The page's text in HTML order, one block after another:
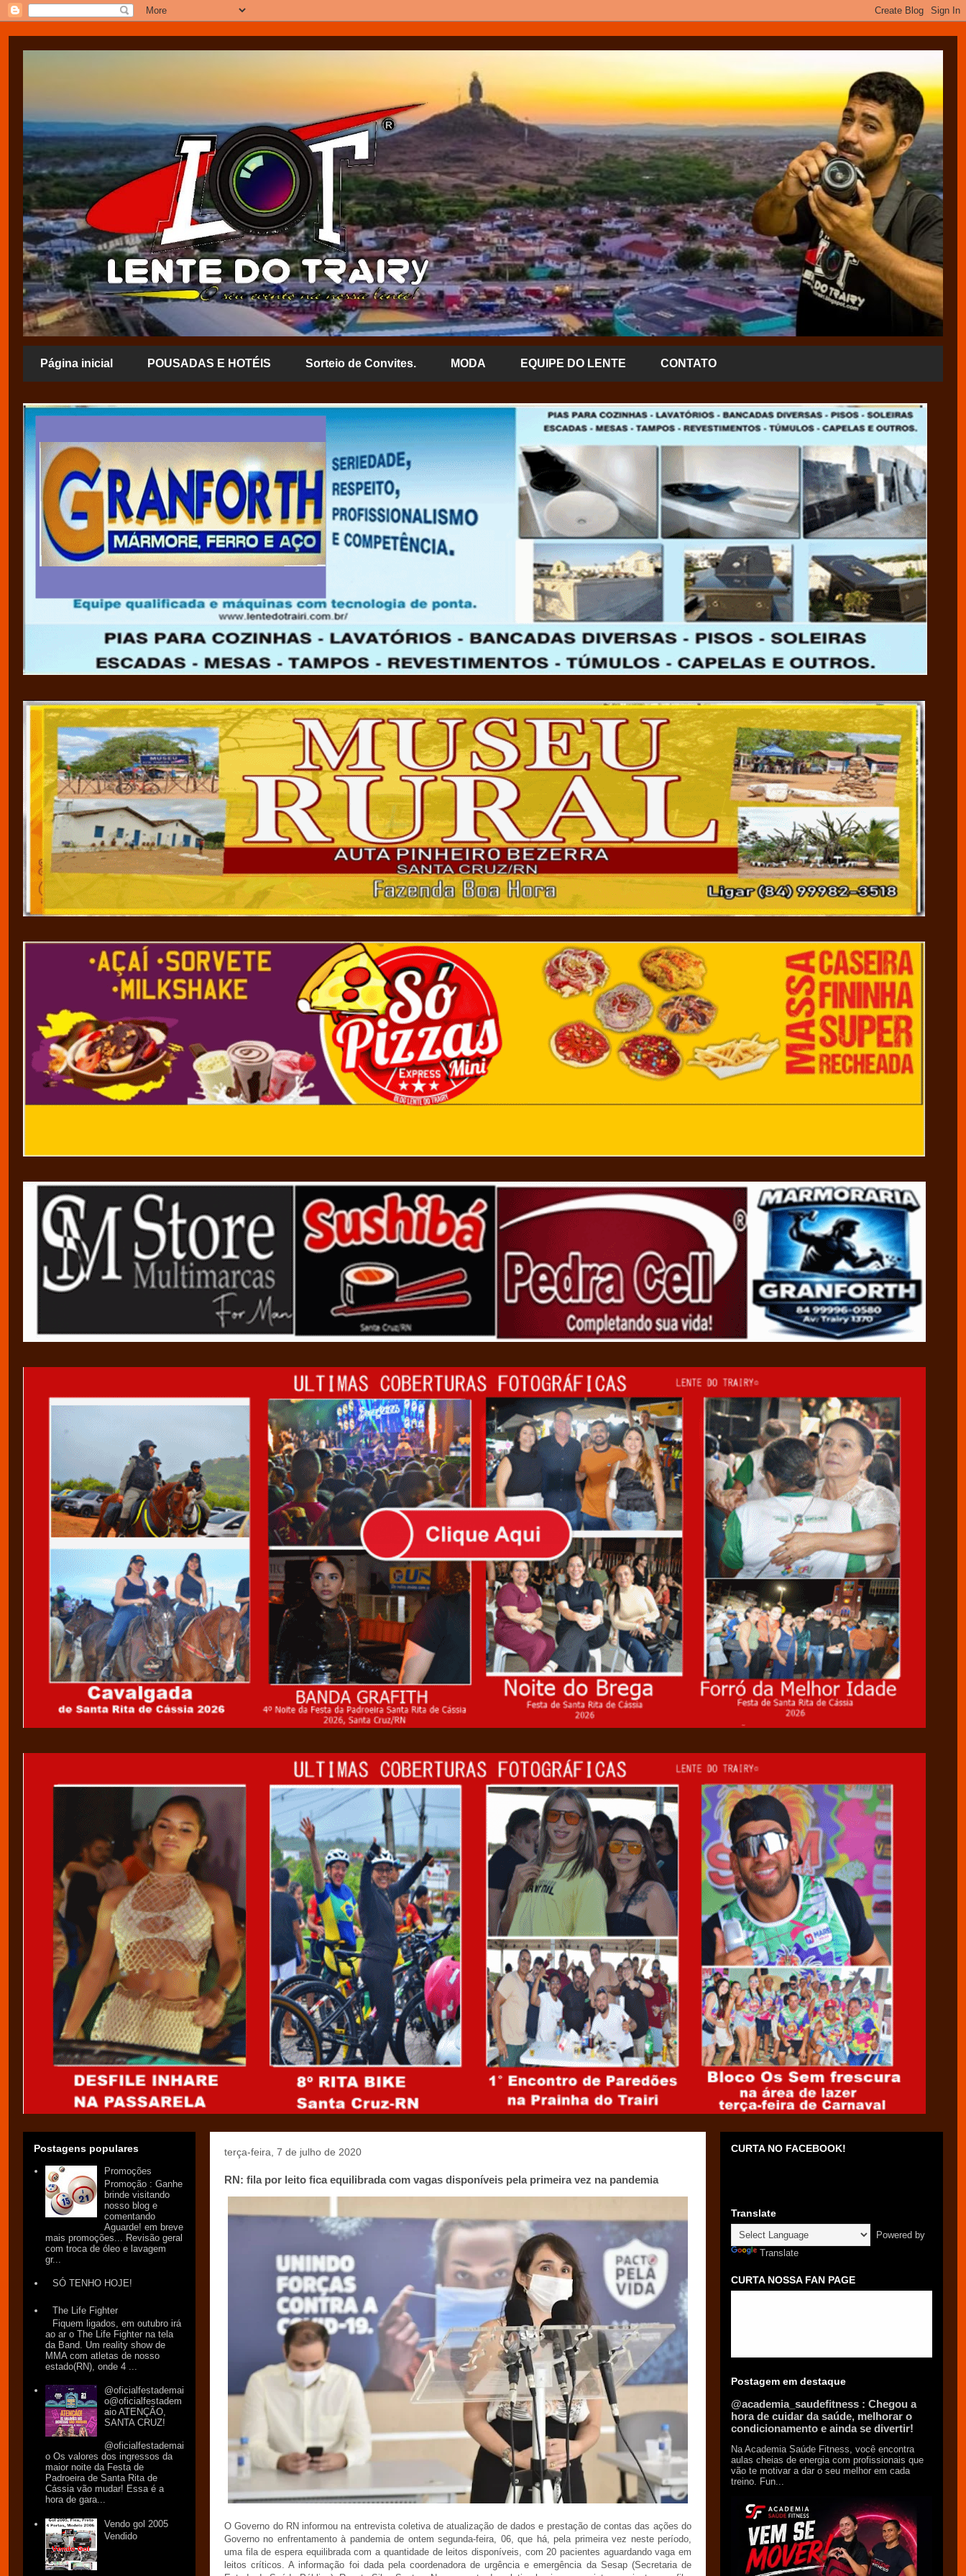
Página inicial POUSADAS E HOTÉIS Sorteio de Convites. MODA EQUIPE DO LENTE CONTATO
terça-feira, 7 de julho de 2020
RN: fila por leito fica equilibrada com vagas disponíveis pela primeira vez na pandemia
O Governo do RN informou na entrevista coletiva de atualização de dados e prestação de contas das ações do
Governo no enfrentamento à pandemia de ontem segunda-feira, 06, que há, pela primeira vez neste período,
uma fila de espera equilibrada com a quantidade de leitos disponíveis, com 20 pacientes aguardando vaga em
leitos críticos. A informação foi dada pela coordenadora de urgência e emergência da Sesap (Secretaria de
Postagens populares
Promoções
Promoção : Ganhe
brinde visitando
nosso blog e
comentando
Aguarde! em breve
mais promoções... Revisão geral
com troca de óleo e lavagem
gr...
SÓ TENHO HOJE!
The Life Fighter
Fiquem ligados, em outubro irá
ao ar o The Life Fighter na tela
da Band. Um reality show de
MMA com atletas de nosso
estado(RN), onde 4 ...
@oficialfestademai
o@oficialfestadem
aio ATENÇÃO,
SANTA CRUZ!
@oficialfestademai
o Os valores dos ingressos da
maior noite da Festa de
Padroeira de Santa Rita de
Cássia vão mudar! Essa é a
hora de gara...
Vendo gol 2005
Vendido
CURTA NO FACEBOOK!
Translate
Powered by
Translate
CURTA NOSSA FAN PAGE
Postagem em destaque
@academia_saudefitness : Chegou a
hora de cuidar da saúde, melhorar o
condicionamento e ainda se divertir!
Na Academia Saúde Fitness, você encontra
aulas cheias de energia com profissionais que
vão te motivar a dar o seu melhor em cada
treino. Fun...